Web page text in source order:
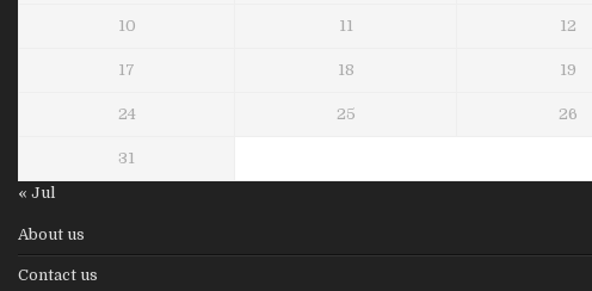
10 11 12
17 18 19
24 25 26
31
« Jul
About us
Contact us